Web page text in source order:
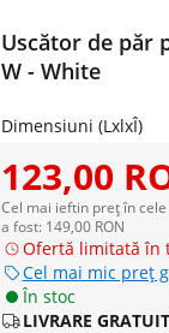
Uscător de păr
W - White
Dimensiuni (LxlxÎ)
123,00
Cel mai ieftin preț în
a fost: 149,00 RON
Ofertă limitată în
Cel mai mic preț
În stoc
LIVRARE